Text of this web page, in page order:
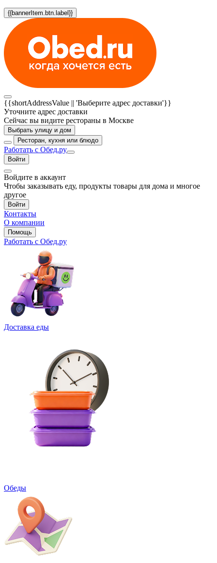
{{bannerItem.btn.label}}
{{shortAddressValue || 'Выберите адрес доставки'}}
Уточните адрес доставки
Сейчас вы видите рестораны в Москве
Выбрать улицу и дом
Ресторан, кухня или блюдо
Работать с Обед.ру
Войти
Войдите в аккаунт
Чтобы заказывать еду, продукты товары для дома и многое
другое
Войти
Контакты
О компании
Помощь
Работать с Обед.ру
Доставка еды
Обеды